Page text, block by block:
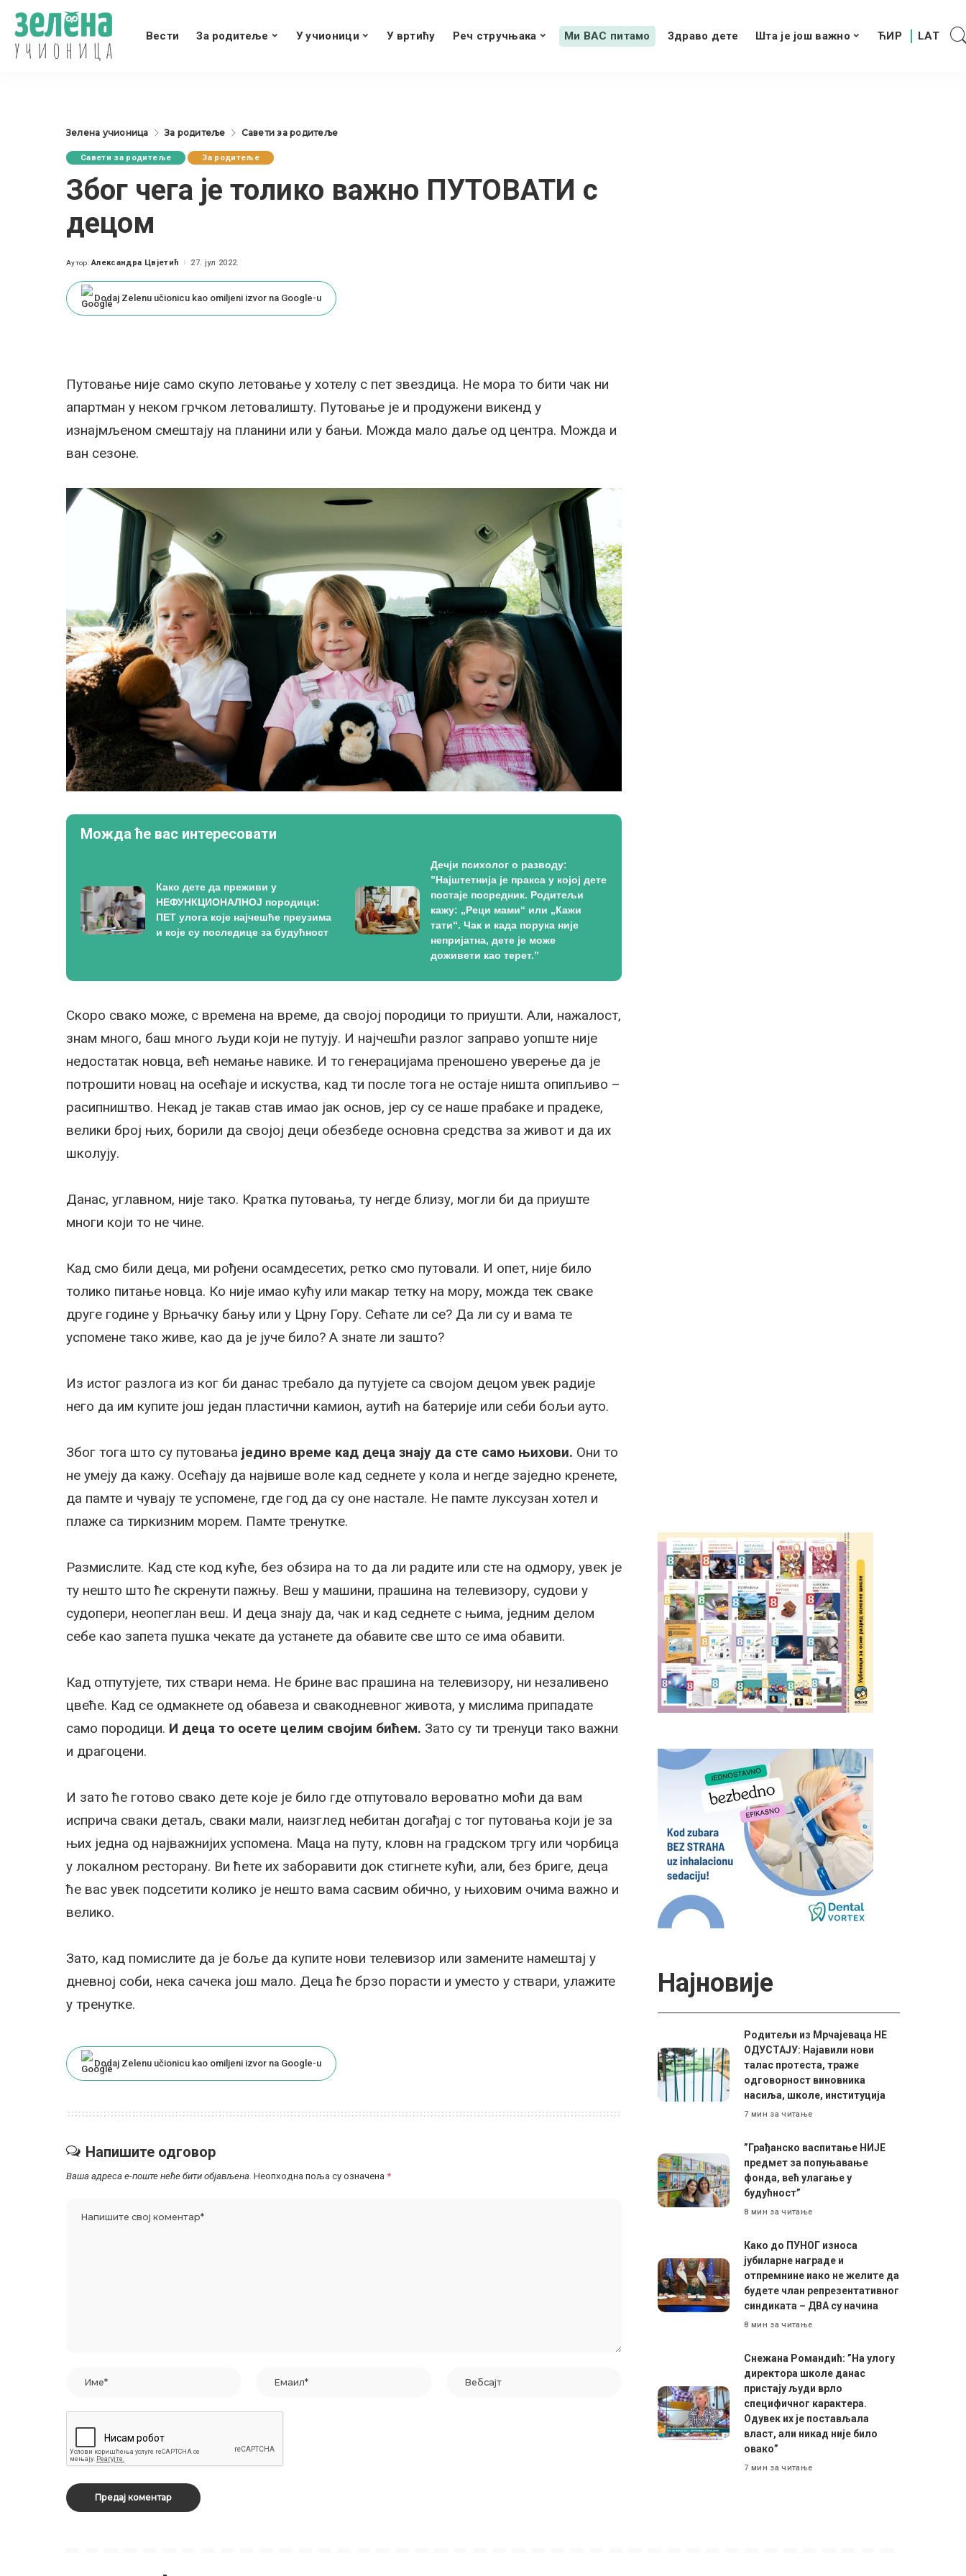
Вести За родитеље У учионици У вртићу Реч стручњака Ми ВАС питамо Здраво дете Шта је још важно
Зелена учионица За родитеље Савети за родитеље
Савети за родитеље За родитеље
Због чега је толико важно ПУТОВАТИ с
децом
Posted
Аутор: Александра Цвјетић 27. јул 2022.
Dodaj Zelenu učionicu kao omiljeni izvor na Google-u
Путовање није само скупо летовање у хотелу с пет звездица. Не мора то бити чак ни
апартман у неком грчком летовалишту. Путовање је и продужени викенд у
изнајмљеном смештају на планини или у бањи. Можда мало даље од центра. Можда и
ван сезоне.
Можда ће вас интересовати
Како дете да преживи у
НЕФУНКЦИОНАЛНОЈ породици:
ПЕТ улога које најчешће преузима
и које су последице за будућност
Дечји психолог о разводу:
”Најштетнија је пракса у којој дете
постаје посредник. Родитељи
кажу: „Реци мами“ или „Кажи
тати“. Чак и када порука није
непријатна, дете је може
доживети као терет.”
Скоро свако може, с времена на време, да својој породици то приушти. Али, нажалост,
знам много, баш много људи који не путују. И најчешћи разлог заправо уопште није
недостатак новца, већ немање навике. И то генерацијама преношено уверење да је
потрошити новац на осећаје и искуства, кад ти после тога не остаје ништа опипљиво –
расипништво. Некад је такав став имао јак основ, јер су се наше прабаке и прадеке,
велики број њих, борили да својој деци обезбеде основна средства за живот и да их
школују.
Данас, углавном, није тако. Кратка путовања, ту негде близу, могли би да приуште
многи који то не чине.
Кад смо били деца, ми рођени осамдесетих, ретко смо путовали. И опет, није било
толико питање новца. Ко није имао кућу или макар тетку на мору, можда тек сваке
друге године у Врњачку бању или у Црну Гору. Сећате ли се? Да ли су и вама те
успомене тако живе, као да је јуче било? А знате ли зашто?
Из истог разлога из ког би данас требало да путујете са својом децом увек радије
него да им купите још један пластични камион, аутић на батерије или себи бољи ауто.
Због тога што су путовања једино време кад деца знају да сте само њихови. Они то
не умеју да кажу. Осећају да највише воле кад седнете у кола и негде заједно кренете,
да памте и чувају те успомене, где год да су оне настале. Не памте луксузан хотел и
плаже са тиркизним морем. Памте тренутке.
Размислите. Кад сте код куће, без обзира на то да ли радите или сте на одмору, увек је
ту нешто што ће скренути пажњу. Веш у машини, прашина на телевизору, судови у
судопери, неопеглан веш. И деца знају да, чак и кад седнете с њима, једним делом
себе као запета пушка чекате да устанете да обавите све што се има обавити.
Кад отпутујете, тих ствари нема. Не брине вас прашина на телевизору, ни незаливено
цвеће. Кад се одмакнете од обавеза и свакодневног живота, у мислима припадате
само породици. И деца то осете целим својим бићем. Зато су ти тренуци тако важни
и драгоцени.
И зато ће готово свако дете које је било где отпутовало вероватно моћи да вам
исприча сваки детаљ, сваки мали, наизглед небитан догађај с тог путовања који је за
њих једна од најважнијих успомена. Маца на путу, кловн на градском тргу или чорбица
у локалном ресторану. Ви ћете их заборавити док стигнете кући, али, без бриге, деца
ће вас увек подсетити колико је нешто вама сасвим обично, у њиховим очима важно и
велико.
Зато, кад помислите да је боље да купите нови телевизор или замените намештај у
дневној соби, нека сачека још мало. Деца ће брзо порасти и уместо у ствари, улажите
у тренутке.
Dodaj Zelenu učionicu kao omiljeni izvor na Google-u
Напишите одговор
Ваша адреса е-поште неће бити објављена. Неопходна поља су означена *
Најновије
Родитељи из Мрчајеваца НЕ
ОДУСТАЈУ: Најавили нови
талас протеста, траже
одговорност виновника
насиља, школе, институција
7 мин за читање
”Грађанско васпитање НИЈЕ
предмет за попуњавање
фонда, већ улагање у
будућност”
8 мин за читање
Како до ПУНОГ износа
јубиларне награде и
отпремнине иако не желите да
будете члан репрезентативног
синдиката – ДВА су начина
8 мин за читање
Снежана Романдић: ”На улогу
директора школе данас
пристају људи врло
специфичног карактера.
Одувек их је постављала
власт, али никад није било
овако”
7 мин за читање